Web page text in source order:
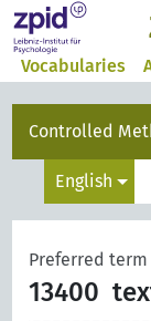
Vocabularies
Controlled
English
Preferred term
13400